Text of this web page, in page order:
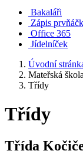
Bakaláři
Zápis
Office 365
Jídelníček
Úvodní
Mateřská škola
Třídy
Třídy
Třída